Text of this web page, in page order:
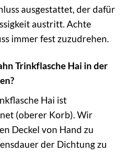
ausgestattet, der dafür
austritt. Achte
immer fest zuzudrehen.
Trinkflasche Hai in der
Hai ist
(oberer Korb). Wir
Deckel von Hand zu
der Dichtung zu